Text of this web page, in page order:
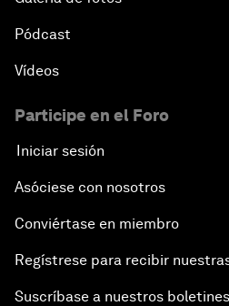
Pódcast
Vídeos
Participe en el Foro
Iniciar sesión
Asóciese con nosotros
Conviértase en miembro
Regístrese para recibir
Suscríbase a nuestros boletines